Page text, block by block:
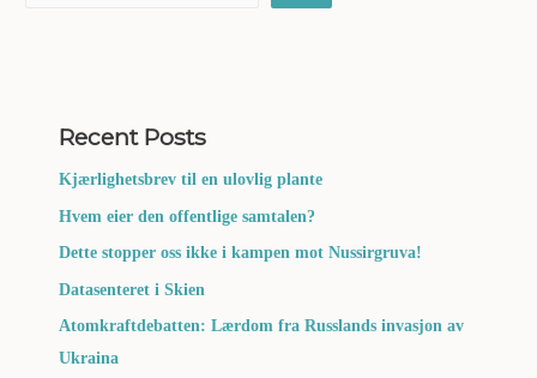
Recent Posts
Kjærlighetsbrev til en ulovlig plante
Hvem eier den offentlige samtalen?
Dette stopper oss ikke i kampen mot Nussirgruva!
Datasenteret i Skien
Atomkraftdebatten: Lærdom fra Russlands invasjon av
Ukraina